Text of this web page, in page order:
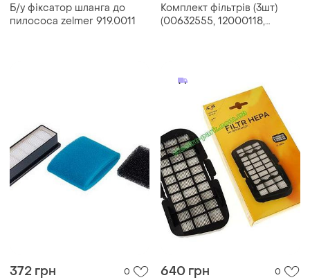
Б/у фіксатор шланга до
пилососа zelmer 919.0011
Комплект фільтрів (3шт)
(00632555, 12000118,
372 грн 0 640 грн 0